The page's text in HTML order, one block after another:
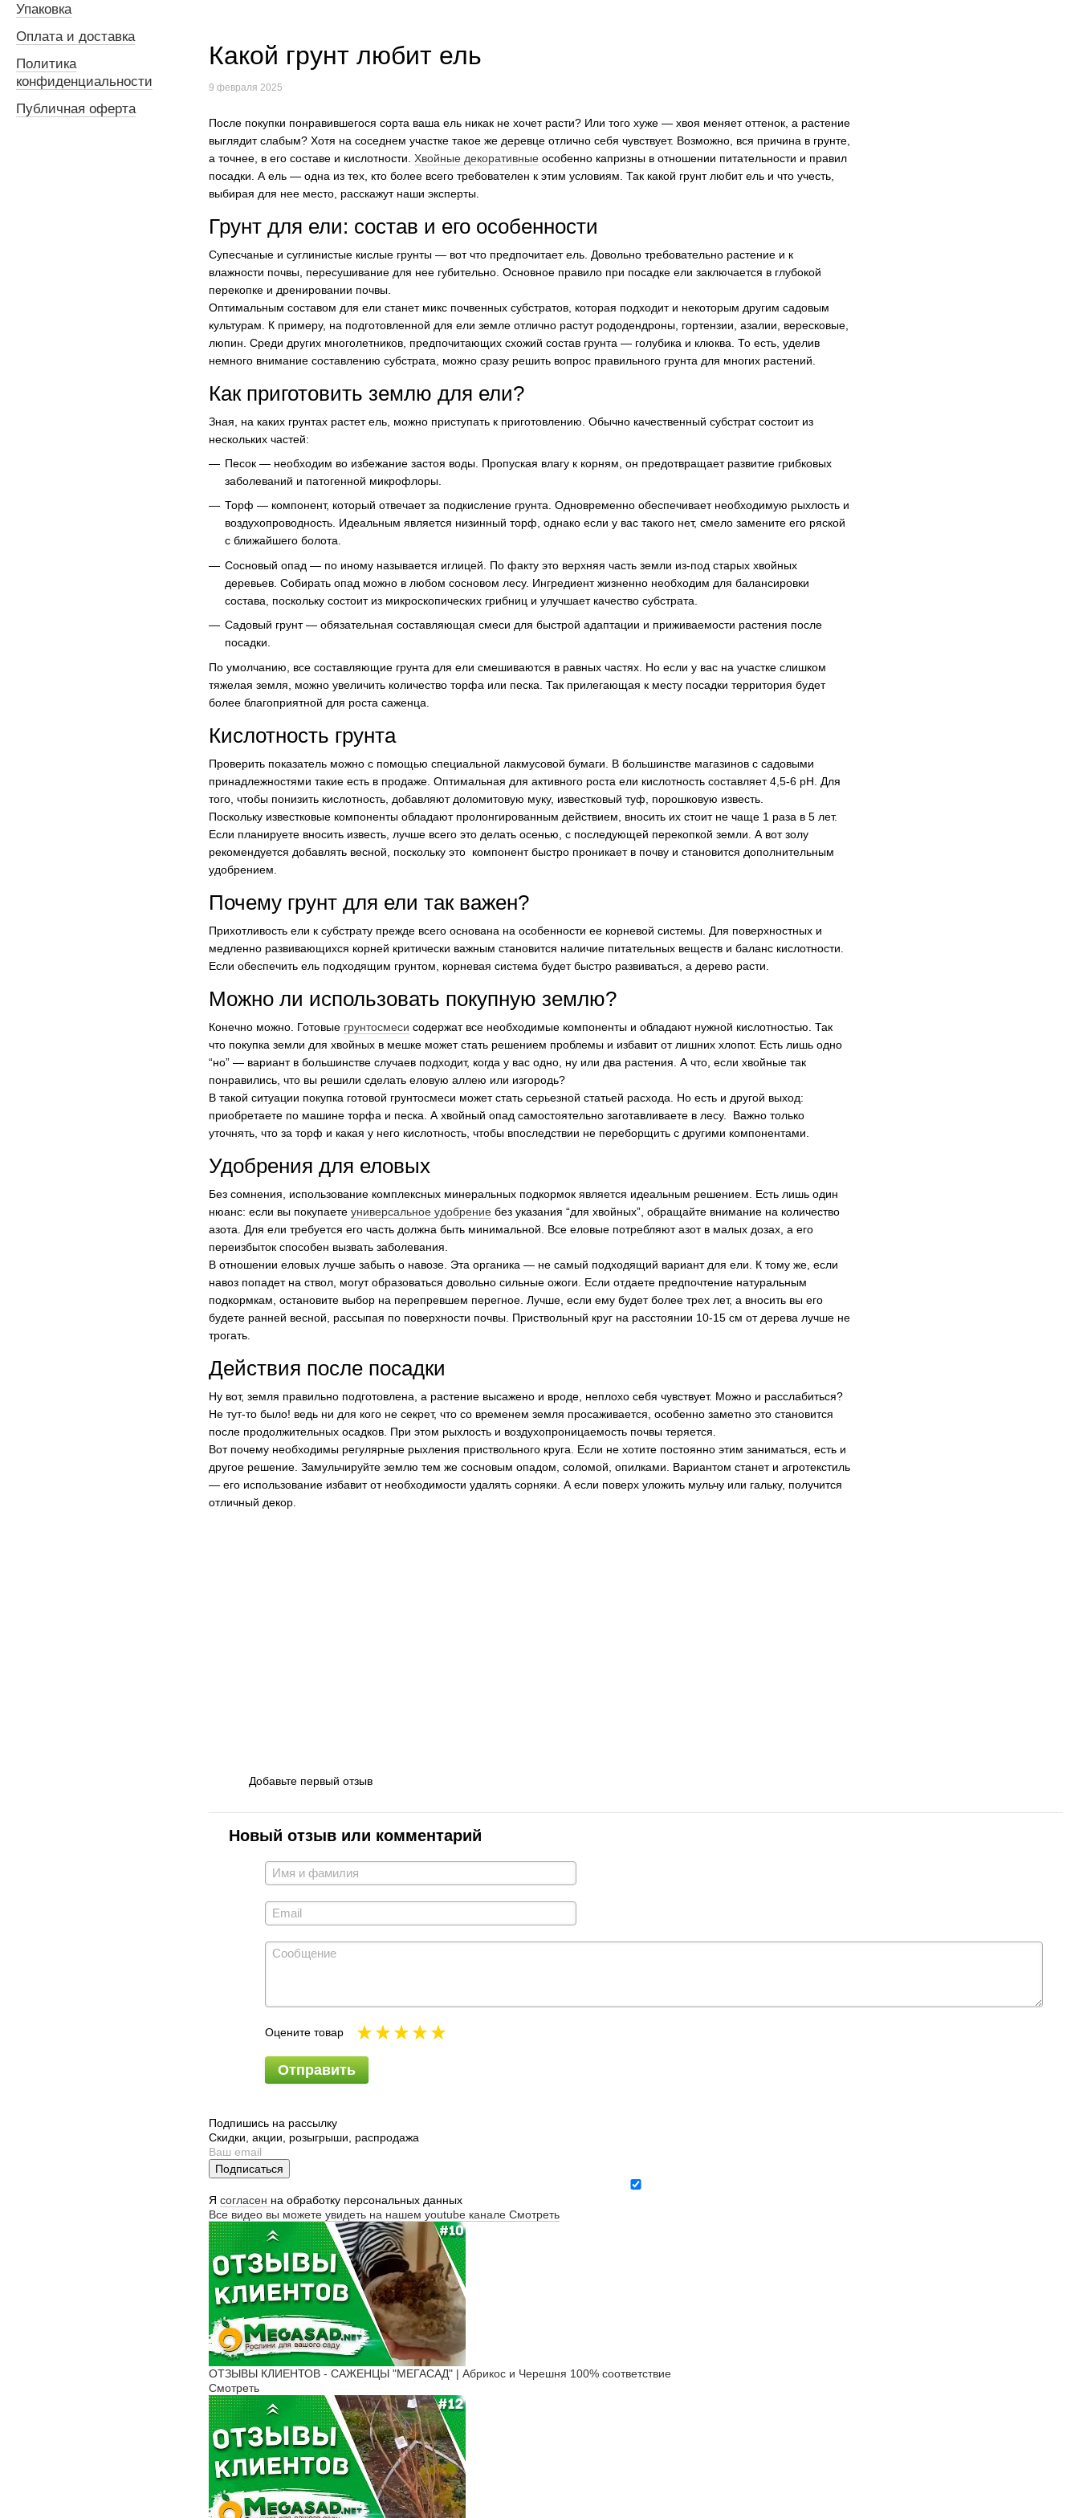
Какой грунт любит ель
9 февраля 2025
После покупки понравившегося сорта ваша ель никак не хочет расти? Или того хуже — хвоя меняет оттенок, а растение
выглядит слабым? Хотя на соседнем участке такое же деревце отлично себя чувствует. Возможно, вся причина в грунте,
а точнее, в его составе и кислотности. Хвойные декоративные особенно капризны в отношении питательности и правил
посадки. А ель — одна из тех, кто более всего требователен к этим условиям. Так какой грунт любит ель и что учесть,
выбирая для нее место, расскажут наши эксперты.
Грунт для ели: состав и его особенности
Супесчаные и суглинистые кислые грунты — вот что предпочитает ель. Довольно требовательно растение и к
влажности почвы, пересушивание для нее губительно. Основное правило при посадке ели заключается в глубокой
перекопке и дренировании почвы.
Оптимальным составом для ели станет микс почвенных субстратов, которая подходит и некоторым другим садовым
культурам. К примеру, на подготовленной для ели земле отлично растут рододендроны, гортензии, азалии, вересковые,
люпин. Среди других многолетников, предпочитающих схожий состав грунта — голубика и клюква. То есть, уделив
немного внимание составлению субстрата, можно сразу решить вопрос правильного грунта для многих растений.
Как приготовить землю для ели?
Зная, на каких грунтах растет ель, можно приступать к приготовлению. Обычно качественный субстрат состоит из
нескольких частей:
Песок — необходим во избежание застоя воды. Пропуская влагу к корням, он предотвращает развитие грибковых
заболеваний и патогенной микрофлоры.
Торф — компонент, который отвечает за подкисление грунта. Одновременно обеспечивает необходимую рыхлость и
воздухопроводность. Идеальным является низинный торф, однако если у вас такого нет, смело замените его ряской
с ближайшего болота.
Сосновый опад — по иному называется иглицей. По факту это верхняя часть земли из-под старых хвойных
деревьев. Собирать опад можно в любом сосновом лесу. Ингредиент жизненно необходим для балансировки
состава, поскольку состоит из микроскопических грибниц и улучшает качество субстрата.
Садовый грунт — обязательная составляющая смеси для быстрой адаптации и приживаемости растения после
посадки.
По умолчанию, все составляющие грунта для ели смешиваются в равных частях. Но если у вас на участке слишком
тяжелая земля, можно увеличить количество торфа или песка. Так прилегающая к месту посадки территория будет
более благоприятной для роста саженца.
Кислотность грунта
Проверить показатель можно с помощью специальной лакмусовой бумаги. В большинстве магазинов с садовыми
принадлежностями такие есть в продаже. Оптимальная для активного роста ели кислотность составляет 4,5-6 рН. Для
того, чтобы понизить кислотность, добавляют доломитовую муку, известковый туф, порошковую известь.
Поскольку известковые компоненты обладают пролонгированным действием, вносить их стоит не чаще 1 раза в 5 лет.
Если планируете вносить известь, лучше всего это делать осенью, с последующей перекопкой земли. А вот золу
рекомендуется добавлять весной, поскольку это компонент быстро проникает в почву и становится дополнительным
удобрением.
Почему грунт для ели так важен?
Прихотливость ели к субстрату прежде всего основана на особенности ее корневой системы. Для поверхностных и
медленно развивающихся корней критически важным становится наличие питательных веществ и баланс кислотности.
Если обеспечить ель подходящим грунтом, корневая система будет быстро развиваться, а дерево расти.
Можно ли использовать покупную землю?
Конечно можно. Готовые грунтосмеси содержат все необходимые компоненты и обладают нужной кислотностью. Так
что покупка земли для хвойных в мешке может стать решением проблемы и избавит от лишних хлопот. Есть лишь одно
“но” — вариант в большинстве случаев подходит, когда у вас одно, ну или два растения. А что, если хвойные так
понравились, что вы решили сделать еловую аллею или изгородь?
В такой ситуации покупка готовой грунтосмеси может стать серьезной статьей расхода. Но есть и другой выход:
приобретаете по машине торфа и песка. А хвойный опад самостоятельно заготавливаете в лесу. Важно только
уточнять, что за торф и какая у него кислотность, чтобы впоследствии не переборщить с другими компонентами.
Удобрения для еловых
Без сомнения, использование комплексных минеральных подкормок является идеальным решением. Есть лишь один
нюанс: если вы покупаете универсальное удобрение без указания “для хвойных”, обращайте внимание на количество
азота. Для ели требуется его часть должна быть минимальной. Все еловые потребляют азот в малых дозах, а его
переизбыток способен вызвать заболевания.
В отношении еловых лучше забыть о навозе. Эта органика — не самый подходящий вариант для ели. К тому же, если
навоз попадет на ствол, могут образоваться довольно сильные ожоги. Если отдаете предпочтение натуральным
подкормкам, остановите выбор на перепревшем перегное. Лучше, если ему будет более трех лет, а вносить вы его
будете ранней весной, рассыпая по поверхности почвы. Приствольный круг на расстоянии 10-15 см от дерева лучше не
трогать.
Действия после посадки
Ну вот, земля правильно подготовлена, а растение высажено и вроде, неплохо себя чувствует. Можно и расслабиться?
Не тут-то было! ведь ни для кого не секрет, что со временем земля просаживается, особенно заметно это становится
после продолжительных осадков. При этом рыхлость и воздухопроницаемость почвы теряется.
Вот почему необходимы регулярные рыхления приствольного круга. Если не хотите постоянно этим заниматься, есть и
другое решение. Замульчируйте землю тем же сосновым опадом, соломой, опилками. Вариантом станет и агротекстиль
— его использование избавит от необходимости удалять сорняки. А если поверх уложить мульчу или гальку, получится
отличный декор.
Добавьте первый отзыв
Новый отзыв или комментарий
Оцените товар
Отправить
Подпишись на рассылку
Скидки, акции, розыгрыши, распродажа
Подписаться
Я согласен на обработку персональных данных
Все видео вы можете увидеть на нашем youtube канале Смотреть
ОТЗЫВЫ КЛИЕНТОВ - САЖЕНЦЫ "МЕГАСАД" | Абрикос и Черешня 100% соответствие
Смотреть
Упаковка
Оплата и доставка
Политика
конфиденциальности
Публичная оферта